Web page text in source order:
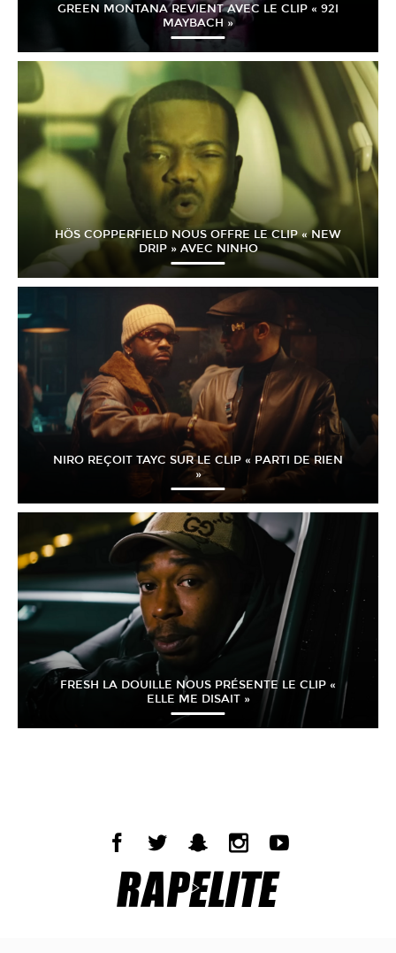
GREEN MONTANA REVIENT AVEC LE CLIP « 92I
MAYBACH »
HÖS COPPERFIELD NOUS OFFRE LE CLIP « NEW
DRIP » AVEC NINHO
NIRO REÇOIT TAYC SUR LE CLIP « PARTI DE RIEN
»
FRESH LA DOUILLE NOUS PRÉSENTE LE CLIP «
ELLE ME DISAIT »